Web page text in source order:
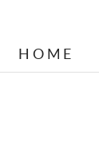
HOME